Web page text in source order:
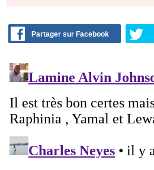
Partager sur Facebook